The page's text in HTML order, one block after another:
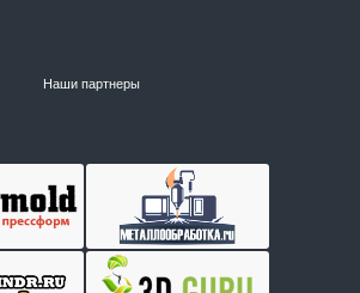
Наши партнеры